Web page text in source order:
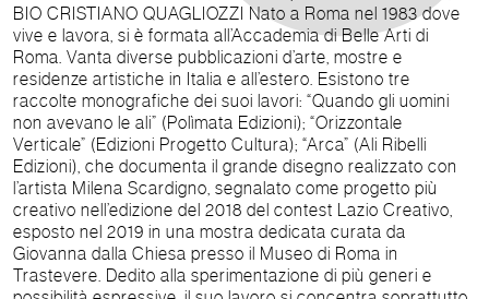
BIO CRISTIANO QUAGLIOZZI Nato a Roma nel 1983 dove
vive e lavora, si è formata all’Accademia di Belle Arti di
Roma. Vanta diverse pubblicazioni d’arte, mostre e
residenze artistiche in Italia e all’estero. Esistono tre
raccolte monografiche dei suoi lavori: “Quando gli uomini
non avevano le ali” (Polìmata Edizioni); “Orizzontale
Verticale” (Edizioni Progetto Cultura); “Arca” (Ali Ribelli
Edizioni), che documenta il grande disegno realizzato con
l’artista Milena Scardigno, segnalato come progetto più
creativo nell’edizione del 2018 del contest Lazio Creativo,
esposto nel 2019 in una mostra dedicata curata da
Giovanna dalla Chiesa presso il Museo di Roma in
Trastevere. Dedito alla sperimentazione di più generi e